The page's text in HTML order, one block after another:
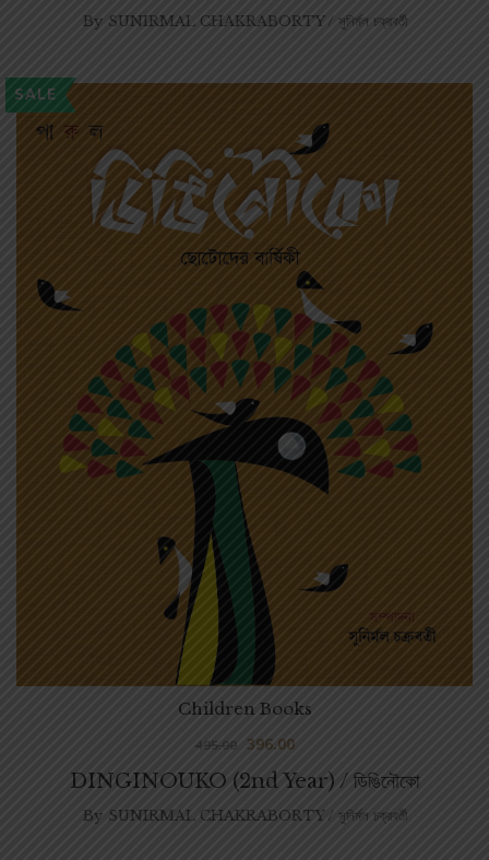
By SUNIRMAL CHAKRABORTY / সুনির্মল চক্রবর্তী
SALE
DINGINOUKO (2nd Year) / ডিঙিনৌকো
Children Books
495.00 396.00
By SUNIRMAL CHAKRABORTY / সুনির্মল চক্রবর্তী